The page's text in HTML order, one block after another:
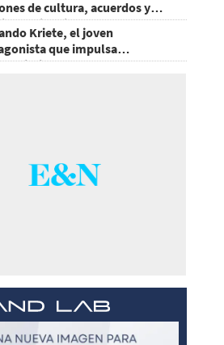
de cultura, acuerdos y
sin miedo
Kriete, el joven
que impulsa
y talentos